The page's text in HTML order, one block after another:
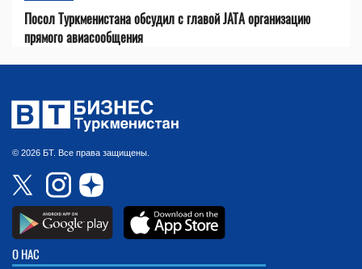
Посол Туркменистана обсудил с главой JATA организацию
прямого авиасообщения
© 2026 БТ. Все права защищены.
О НАС